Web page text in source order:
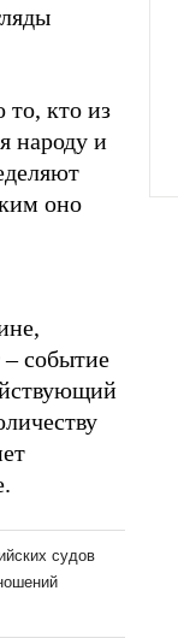
кто из
народу и
оно
– событие